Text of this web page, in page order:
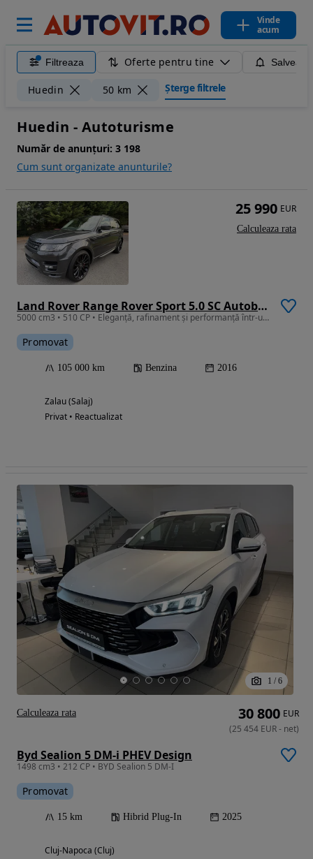
Vinde
acum
Filtreaza Oferte pentru tine
Huedin 50 km Șterge filtrele
Huedin - Autoturisme
Număr de anunțuri: 3 198
Cum sunt organizate anunturile?
Land Rover Range Rover Sport 5.0 SC Autobiography
5000 cm3 • 510 CP • Eleganță, rafinament și performanță într-un singur pachet.
Promovat
105 000 km Benzina 2016
Zalau (Salaj)
Privat • Reactualizat
25 990 EUR
Calculeaza rata
1 / 6
Byd Sealion 5 DM-i PHEV Design
1498 cm3 • 212 CP • BYD Sealion 5 DM-I
Promovat
15 km Hibrid Plug-In 2025
Cluj-Napoca (Cluj)
30 800 EUR
(25 454 EUR- net)
Calculeaza rata